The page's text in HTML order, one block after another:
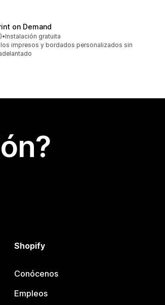
on Demand
en total
•Instalación gratuita
impresos y bordados personalizados sin
Shopify
Conócenos
Empleos